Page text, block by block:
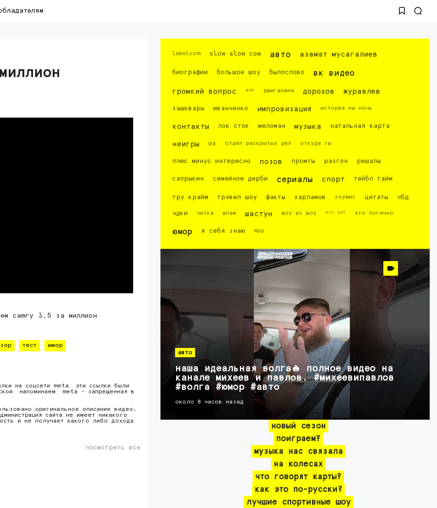
camry 3,5 за миллион
тест юмор
на соцсети meta. эти ссылки были
напоминаем: meta - запрещенная в
оригинальное описание видео,
сайта не имеет никакого
и не получает какого либо дохода.
посмотреть все
labelcom slow slow cow авто азамат мусагалиев
биографии большое шоу былослово вк видео
громкий вопрос днк джиганина дорохов журавлев
зашквары иванченко импровизация история на ночь
контакты лок сток меломан музыка натальная карта
неигры ох отдел раскрытых дел откуда ты
плюс минус интересно позов промты разгон решалы
сапрыкин семейное дерби сериалы спорт тейбл тайм
тру крайм трэвел шоу факты харламов хоумис цитаты чбд
чдки читка шпам шастун шоу из шоу это хит это логично
юмор я себя знаю ярд
авто
наша идеальная волга🔥 полное видео на
канале михеев и павлов. #михеевипавлов
#волга #юмор #авто
около 8 часов назад
новый сезон
поиграем?
музыка нас связала
на колесах
что говорят карты?
как это по-русски?
лучшие спортивные шоу